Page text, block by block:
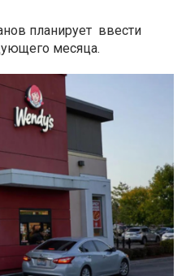
планирует ввести
месяца.